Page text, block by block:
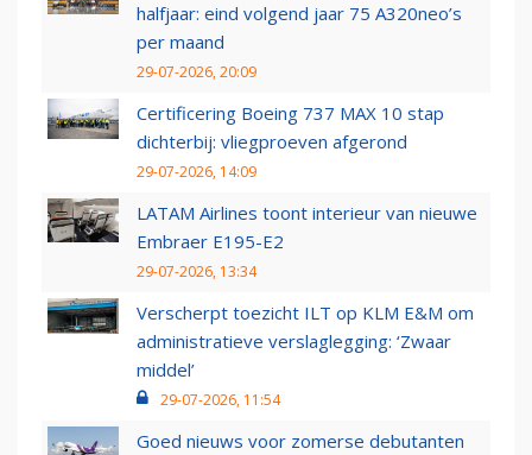
halfjaar: eind volgend jaar 75 A320neo’s
per maand
29-07-2026, 20:09
Certificering Boeing 737 MAX 10 stap
dichterbij: vliegproeven afgerond
29-07-2026, 14:09
LATAM Airlines toont interieur van nieuwe
Embraer E195-E2
29-07-2026, 13:34
Verscherpt toezicht ILT op KLM E&M om
administratieve verslaglegging: ‘Zwaar
middel’
29-07-2026, 11:54
Goed nieuws voor zomerse debutanten